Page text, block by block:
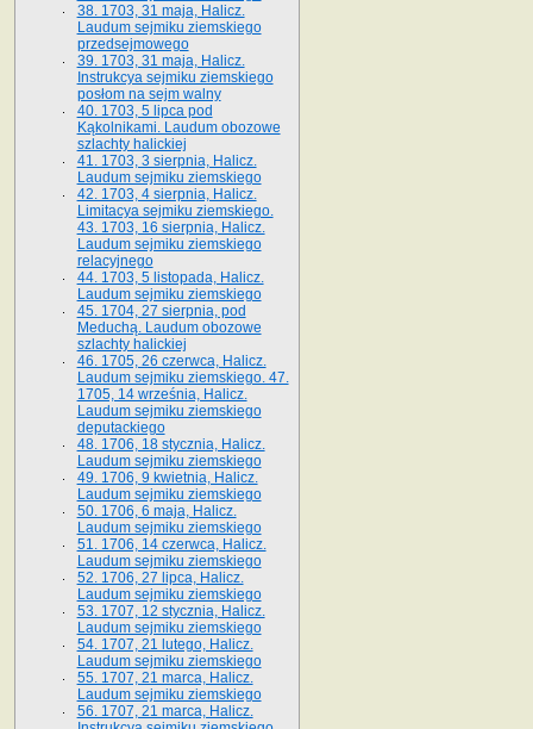
38. 1703, 31 maja, Halicz.
Laudum sejmiku ziemskiego
przedsejmowego
39. 1703, 31 maja, Halicz.
Instrukcya sejmiku ziemskiego
posłom na sejm walny
40. 1703, 5 lipca pod
Kąkolnikami. Laudum obozowe
szlachty halickiej
41­. 1703, 3 sierpnia, Halicz.
Laudum sejmiku ziemskiego
42. 1703, 4 sierpnia, Halicz.
Limitacya sejmiku ziemskiego.
43. 1703, 16 sierpnia, Halicz.
Laudum sejmiku ziemskiego
relacyjnego
44. 1703, 5 listopada, Halicz.
Laudum sejmiku ziemskiego
45. 1704, 27 sierpnia, pod
Meduchą. Laudum obozowe
szlachty halickiej
46. 1705, 26 czerwca, Halicz.
Laudum sejmiku ziemskiego. 47.
1705, 14 września, Halicz.
Laudum sejmiku ziemskiego
deputackiego
48. 1706, 18 stycznia, Halicz.
Laudum sejmiku ziemskiego
49. 1706, 9 kwietnia, Halicz.
Laudum sejmiku ziemskiego
50. 1706, 6 maja, Halicz.
Laudum sejmiku ziemskiego
51. 1706, 14 czerwca, Halicz.
Laudum sejmiku ziemskiego
52. 1706, 27 lipca, Halicz.
Laudum sejmiku ziemskiego
53. 1707, 12 stycznia, Halicz.
Laudum sejmiku ziemskiego
54. 1707, 21 lutego, Halicz.
Laudum sejmiku ziemskiego
55. 1707, 21 marca, Halicz.
Laudum sejmiku ziemskiego
56. 1707, 21 marca, Halicz.